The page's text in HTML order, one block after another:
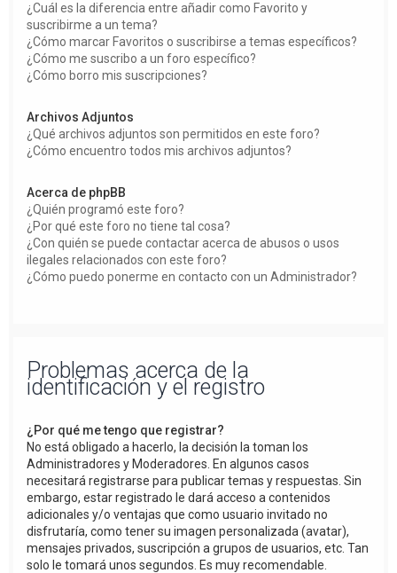
¿Cuál es la diferencia entre añadir como Favorito y
suscribirme a un tema?
¿Cómo marcar Favoritos o suscribirse a temas específicos?
¿Cómo me suscribo a un foro específico?
¿Cómo borro mis suscripciones?
Archivos Adjuntos
¿Qué archivos adjuntos son permitidos en este foro?
¿Cómo encuentro todos mis archivos adjuntos?
Acerca de phpBB
¿Quién programó este foro?
¿Por qué este foro no tiene tal cosa?
¿Con quién se puede contactar acerca de abusos o usos
ilegales relacionados con este foro?
¿Cómo puedo ponerme en contacto con un Administrador?
Problemas acerca de la
identificación y el registro
¿Por qué me tengo que registrar?
No está obligado a hacerlo, la decisión la toman los
Administradores y Moderadores. En algunos casos
necesitará registrarse para publicar temas y respuestas. Sin
embargo, estar registrado le dará acceso a contenidos
adicionales y/o ventajas que como usuario invitado no
disfrutaría, como tener su imagen personalizada (avatar),
mensajes privados, suscripción a grupos de usuarios, etc. Tan
solo le tomará unos segundos. Es muy recomendable.